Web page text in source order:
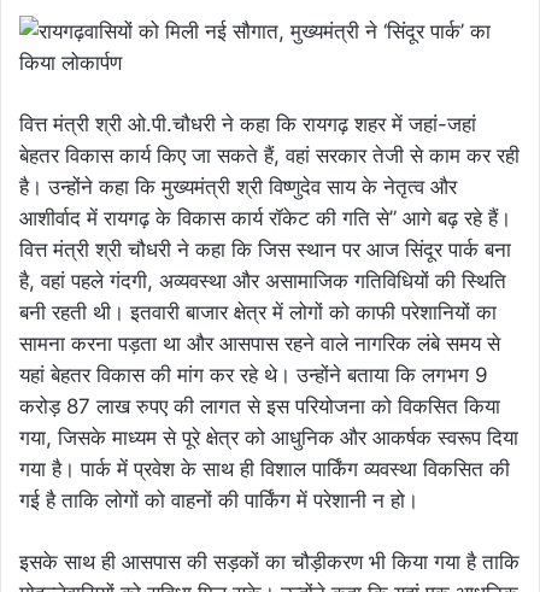
वित्त मंत्री श्री ओ.पी.चौधरी ने कहा कि रायगढ़ शहर में जहां-जहां
बेहतर विकास कार्य किए जा सकते हैं, वहां सरकार तेजी से काम कर रही
है। उन्होंने कहा कि मुख्यमंत्री श्री विष्णुदेव साय के नेतृत्व और
आशीर्वाद में रायगढ़ के विकास कार्य रॉकेट की गति से” आगे बढ़ रहे हैं।
वित्त मंत्री श्री चौधरी ने कहा कि जिस स्थान पर आज सिंदूर पार्क बना
है, वहां पहले गंदगी, अव्यवस्था और असामाजिक गतिविधियों की स्थिति
बनी रहती थी। इतवारी बाजार क्षेत्र में लोगों को काफी परेशानियों का
सामना करना पड़ता था और आसपास रहने वाले नागरिक लंबे समय से
यहां बेहतर विकास की मांग कर रहे थे। उन्होंने बताया कि लगभग 9
करोड़ 87 लाख रुपए की लागत से इस परियोजना को विकसित किया
गया, जिसके माध्यम से पूरे क्षेत्र को आधुनिक और आकर्षक स्वरूप दिया
गया है। पार्क में प्रवेश के साथ ही विशाल पार्किंग व्यवस्था विकसित की
गई है ताकि लोगों को वाहनों की पार्किंग में परेशानी न हो।
इसके साथ ही आसपास की सड़कों का चौड़ीकरण भी किया गया है ताकि